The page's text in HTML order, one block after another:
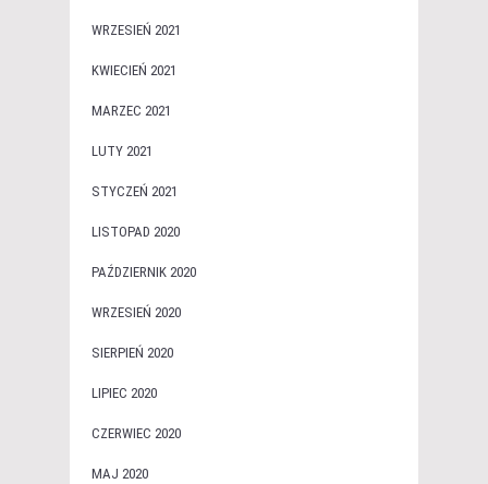
WRZESIEŃ 2021
KWIECIEŃ 2021
MARZEC 2021
LUTY 2021
STYCZEŃ 2021
LISTOPAD 2020
PAŹDZIERNIK 2020
WRZESIEŃ 2020
SIERPIEŃ 2020
LIPIEC 2020
CZERWIEC 2020
MAJ 2020